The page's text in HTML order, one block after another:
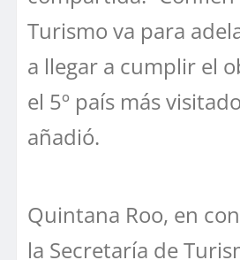
Turismo va para
a llegar a cumplir el
el 5º país más
añadió.
Quintana Roo, en
la Secretaría de